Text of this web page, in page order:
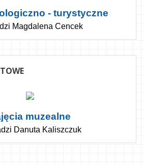
- turystyczne
Magdalena Cencek
muzealne
Danuta Kaliszczuk